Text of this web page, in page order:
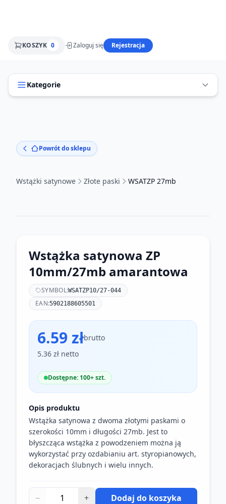
KOSZYK 0 Zaloguj się Rejestracja
Kategorie
Powrót do sklepu
Wstążki satynowe Złote paski WSATZP 27mb
Wstążka satynowa ZP
10mm/27mb amarantowa
SYMBOL:WSATZP10/27-044
EAN:5902188605501
6.59 złbrutto
5.36 zł netto
Dostępne: 100+ szt.
Opis produktu
Wstążka satynowa z dwoma złotymi paskami o
szerokości 10mm i długości 27mb. Jest to
błyszcząca wstążka z powodzeniem można ją
wykorzystać przy ozdabianiu art. styropianowych,
dekoracjach ślubnych i wielu innych.
− + Dodaj do koszyka